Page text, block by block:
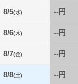
8/5(水) --円
8/6(木) --円
8/7(金) --円
8/8(土) --円